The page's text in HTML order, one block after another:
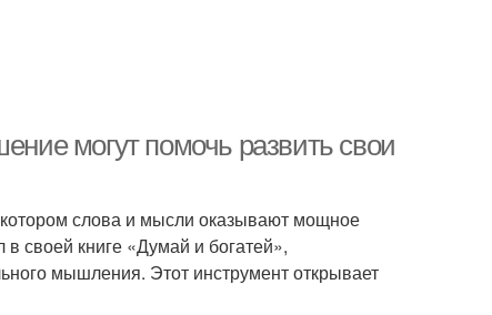
могут помочь развить свои
слова и мысли оказывают мощное
своей книге «Думай и богатей»,
мышления. Этот инструмент открывает